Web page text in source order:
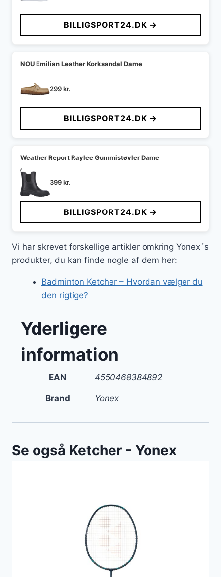
pris
var:
349 kr..
pris
er:
275 kr..
BILLIGSPORT24.DK →
NOU Emilian Leather Korksandal Dame
299kr.
BILLIGSPORT24.DK →
Weather Report Raylee Gummistøvler Dame
399kr.
BILLIGSPORT24.DK →
Vi har skrevet forskellige artikler omkring Yonex´s
produkter, du kan finde nogle af dem her:
Badminton Ketcher – Hvordan vælger du
den rigtige?
Yderligere
information
EAN 4550468384892
Brand Yonex
Se også Ketcher - Yonex